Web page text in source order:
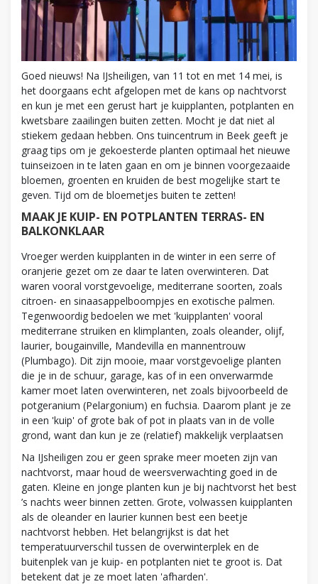
Goed nieuws! Na IJsheiligen, van 11 tot en met 14 mei, is
het doorgaans echt afgelopen met de kans op nachtvorst
en kun je met een gerust hart je kuipplanten, potplanten en
kwetsbare zaailingen buiten zetten. Mocht je dat niet al
stiekem gedaan hebben. Ons tuincentrum in Beek geeft je
graag tips om je gekoesterde planten optimaal het nieuwe
tuinseizoen in te laten gaan en om je binnen voorgezaaide
bloemen, groenten en kruiden de best mogelijke start te
geven. Tijd om de bloemetjes buiten te zetten!
MAAK JE KUIP- EN POTPLANTEN TERRAS- EN
BALKONKLAAR
Vroeger werden kuipplanten in de winter in een serre of
oranjerie gezet om ze daar te laten overwinteren. Dat
waren vooral vorstgevoelige, mediterrane soorten, zoals
citroen- en sinaasappelboompjes en exotische palmen.
Tegenwoordig bedoelen we met 'kuipplanten' vooral
mediterrane struiken en klimplanten, zoals oleander, olijf,
laurier, bougainville, Mandevilla en mannentrouw
(Plumbago). Dit zijn mooie, maar vorstgevoelige planten
die je in de schuur, garage, kas of in een onverwarmde
kamer moet laten overwinteren, net zoals bijvoorbeeld de
potgeranium (Pelargonium) en fuchsia. Daarom plant je ze
in een 'kuip' of grote bak of pot in plaats van in de volle
grond, want dan kun je ze (relatief) makkelijk verplaatsen
Na IJsheiligen zou er geen sprake meer moeten zijn van
nachtvorst, maar houd de weersverwachting goed in de
gaten. Kleine en jonge planten kun je bij nachtvorst het best
’s nachts weer binnen zetten. Grote, volwassen kuipplanten
als de oleander en laurier kunnen best een beetje
nachtvorst hebben. Het belangrijkst is dat het
temperatuurverschil tussen de overwinterplek en de
buitenplek van je kuip- en potplanten niet te groot is. Dat
betekent dat je ze moet laten 'afharden'.